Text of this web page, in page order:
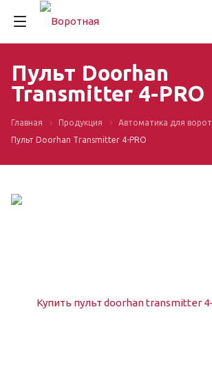
Пульт Doorhan
Transmitter 4-PRO
Главная Продукция Автоматика для ворот
Пульт Doorhan Transmitter 4-PRO